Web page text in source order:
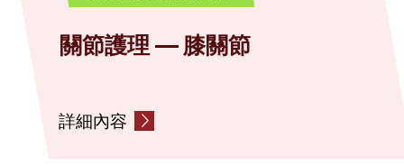
關節護理 — 膝關節
詳細內容